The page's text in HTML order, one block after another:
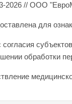
2026 // ООО
для
обработки